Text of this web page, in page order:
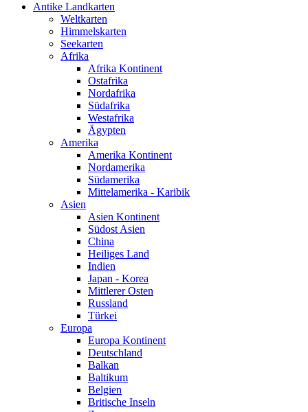
Antike Landkarten
Weltkarten
Himmelskarten
Seekarten
Afrika
Afrika Kontinent
Ostafrika
Nordafrika
Südafrika
Westafrika
Ägypten
Amerika
Amerika Kontinent
Nordamerika
Südamerika
Mittelamerika - Karibik
Asien
Asien Kontinent
Südost Asien
China
Heiliges Land
Indien
Japan - Korea
Mittlerer Osten
Russland
Türkei
Europa
Europa Kontinent
Deutschland
Balkan
Baltikum
Belgien
Britische Inseln